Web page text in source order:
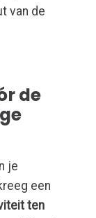
van de
de
je
een
ten